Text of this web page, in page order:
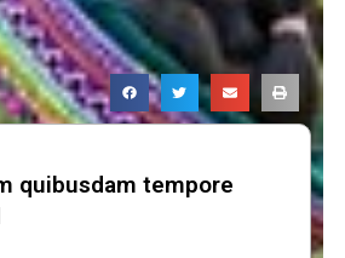
quibusdam tempore